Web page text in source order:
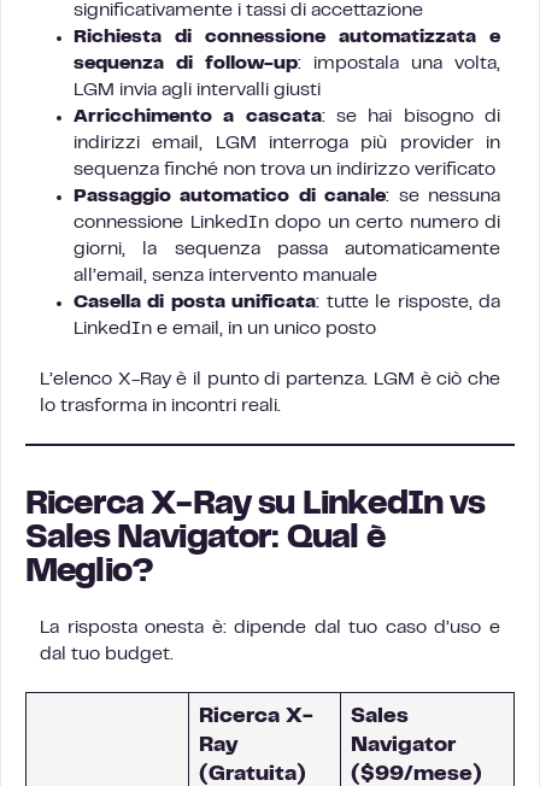
significativamente i tassi di accettazione
Richiesta di connessione automatizzata e
sequenza di follow-up: impostala una volta,
LGM invia agli intervalli giusti
Arricchimento a cascata: se hai bisogno di
indirizzi email, LGM interroga più provider in
sequenza finché non trova un indirizzo verificato
Passaggio automatico di canale: se nessuna
connessione LinkedIn dopo un certo numero di
giorni, la sequenza passa automaticamente
all’email, senza intervento manuale
Casella di posta unificata: tutte le risposte, da
LinkedIn e email, in un unico posto
L’elenco X-Ray è il punto di partenza. LGM è ciò che
lo trasforma in incontri reali.
Ricerca X-Ray su LinkedIn vs
Sales Navigator: Qual è
Meglio?
La risposta onesta è: dipende dal tuo caso d’uso e
dal tuo budget.
Ricerca X-
Ray
(Gratuita)
Sales
Navigator
($99/mese)